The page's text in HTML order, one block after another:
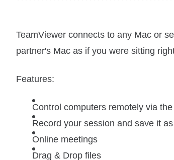
TeamViewer connects to any Mac or
partner's Mac as if you were sitting
Features:
Control computers remotely via
Record your session and save it
Online meetings
Drag & Drop files